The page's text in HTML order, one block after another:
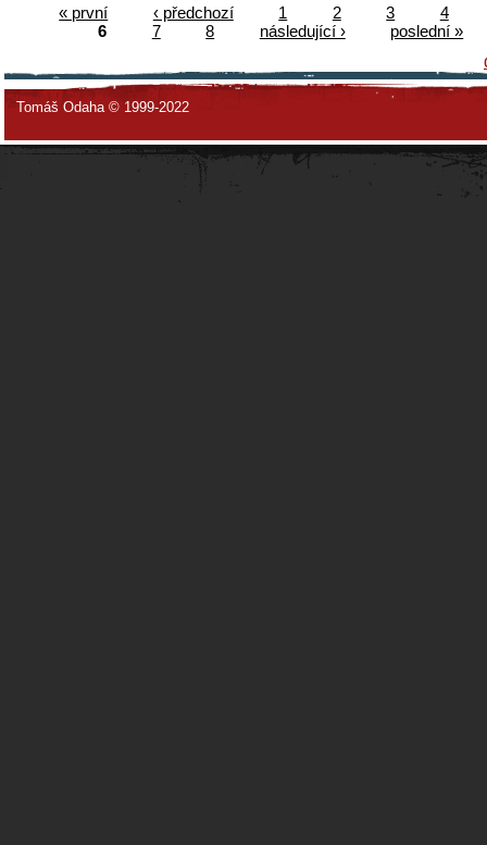
« první ‹ předchozí 1 2 3
4
6
7 8 následující ›
poslední »
Tomáš Odaha © 1999-2022